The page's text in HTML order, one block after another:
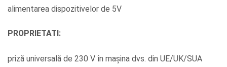
alimentarea dispozitivelor de 5V
PROPRIETATI:
priză universală de 230 V în mașina dvs. din UE/UK/SUA